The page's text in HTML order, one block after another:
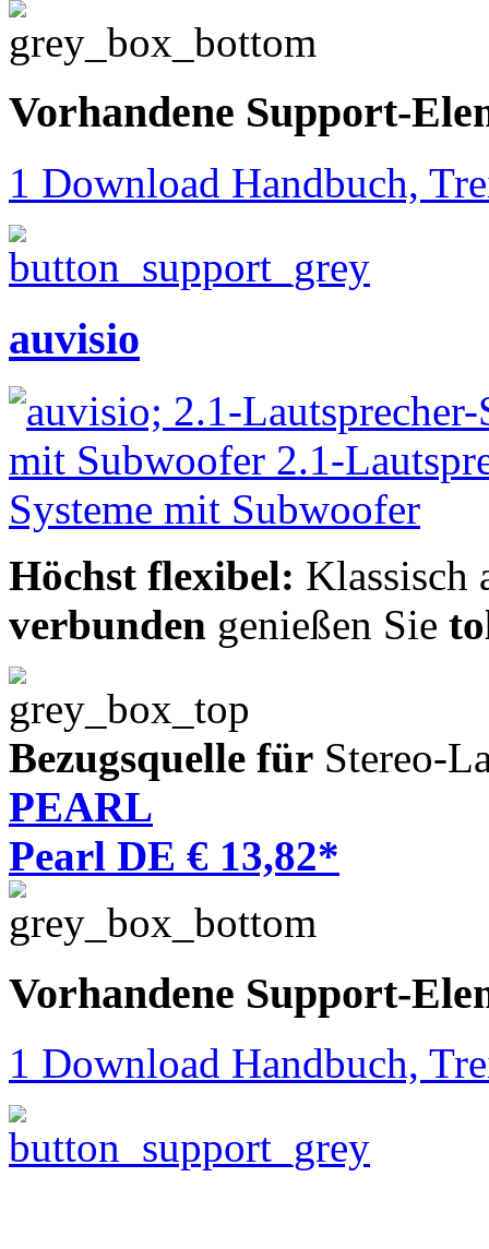
Vorhandene Support-
1 Download Handbuch,
auvisio
Höchst flexibel: Klassisch
verbunden genießen Sie
Bezugsquelle für Stereo-
PEARL
Pearl DE € 13,82*
Vorhandene Support-
1 Download Handbuch,